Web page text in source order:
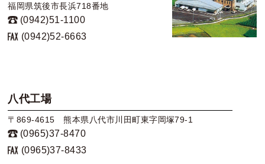
福岡県筑後市長浜718番地
(0942)51-1100
(0942)52-6663
八代工場
〒869-4615 熊本県八代市川田町東字岡塚79-1
(0965)37-8470
(0965)37-8433